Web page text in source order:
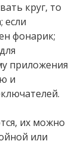
круг, то
если
фонарик;
приложения
и
их можно
или